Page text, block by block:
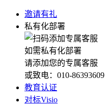
邀请有礼
私有化部署
如需私有化部署
请添加您的专属客服
或致电：010-86393609
教育认证
对标Visio